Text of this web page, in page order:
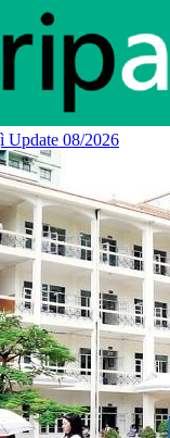
Update 08/2026